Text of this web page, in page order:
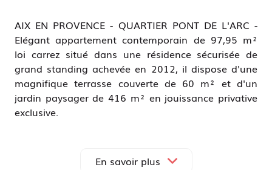
AIX EN PROVENCE - QUARTIER PONT DE L'ARC -
Elégant appartement contemporain de 97,95 m²
loi carrez situé dans une résidence sécurisée de
grand standing achevée en 2012, il dispose d'une
magnifique terrasse couverte de 60 m² et d'un
jardin paysager de 416 m² en jouissance privative
exclusive.
de 39 m² et une cuisine semi-ouverte entièrement
En savoir plus